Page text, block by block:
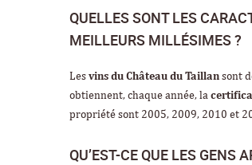
QUELLES SONT LES
MEILLEURS MILLÉSIMES ?
Les vins du Château du Taillan sont
obtiennent, chaque année, la
propriété sont 2005, 2009, 2010 et
QU’EST-CE QUE LES GENS